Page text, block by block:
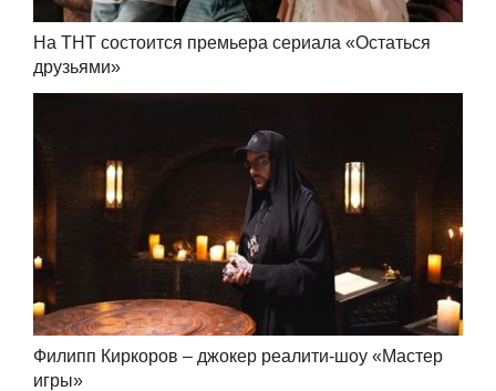
На ТНТ состоится премьера сериала «Остаться
друзьями»
Филипп Киркоров – джокер реалити-шоу «Мастер
игры»